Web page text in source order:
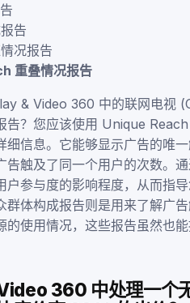
告
况报告
重叠情况报告
& Video 360 中的联网电视
告？您应该使用 Unique
细信息。它能够显示广告的唯
告触及了同一个用户的次数。
户参与度的影响程度，从而指
群体构成报告则是用来了解广
的使用情况，这些报告虽然也
360 中处理一个